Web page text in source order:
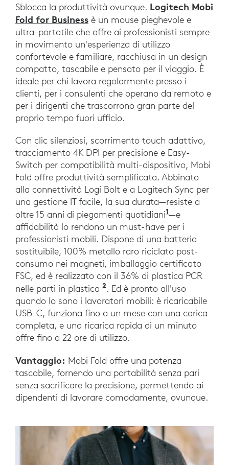
Sblocca la produttività ovunque. Logitech Mobi
Fold for Business è un mouse pieghevole e
ultra-portatile che offre ai professionisti sempre
in movimento un'esperienza di utilizzo
confortevole e familiare, racchiusa in un design
compatto, tascabile e pensato per il viaggio. È
ideale per chi lavora regolarmente presso i
clienti, per i consulenti che operano da remoto e
per i dirigenti che trascorrono gran parte del
proprio tempo fuori ufficio.
Con clic silenziosi, scorrimento touch adattivo,
tracciamento 4K DPI per precisione e Easy-
Switch per compatibilità multi-dispositivo, Mobi
Fold offre produttività semplificata. Abbinato
alla connettività Logi Bolt e a Logitech Sync per
una gestione IT facile, la sua durata—resiste a
oltre 15 anni di piegamenti quotidiani1—e
affidabilità lo rendono un must-have per i
professionisti mobili. Dispone di una batteria
sostituibile, 100% metallo raro riciclato post-
consumo nei magneti, imballaggio certificato
FSC, ed è realizzato con il 36% di plastica PCR
nelle parti in plastica 2. Ed è pronto all'uso
quando lo sono i lavoratori mobili: è ricaricabile
USB-C, funziona fino a un mese con una carica
completa, e una ricarica rapida di un minuto
offre fino a 22 ore di utilizzo.
Vantaggio: Mobi Fold offre una potenza
tascabile, fornendo una portabilità senza pari
senza sacrificare la precisione, permettendo ai
dipendenti di lavorare comodamente, ovunque.